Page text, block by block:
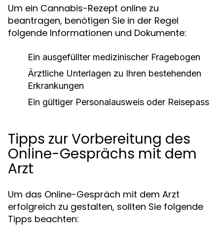
Um ein Cannabis-Rezept online zu
beantragen, benötigen Sie in der Regel
folgende Informationen und Dokumente:
Ein ausgefüllter medizinischer Fragebogen
Ärztliche Unterlagen zu Ihren bestehenden
Erkrankungen
Ein gültiger Personalausweis oder Reisepass
Tipps zur Vorbereitung des
Online-Gesprächs mit dem
Arzt
Um das Online-Gespräch mit dem Arzt
erfolgreich zu gestalten, sollten Sie folgende
Tipps beachten: